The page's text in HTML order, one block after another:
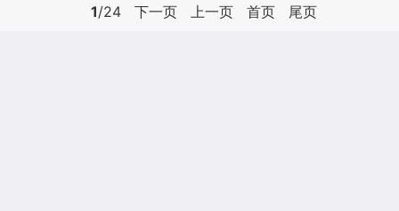
1/24 下一页 上一页 首页 尾页